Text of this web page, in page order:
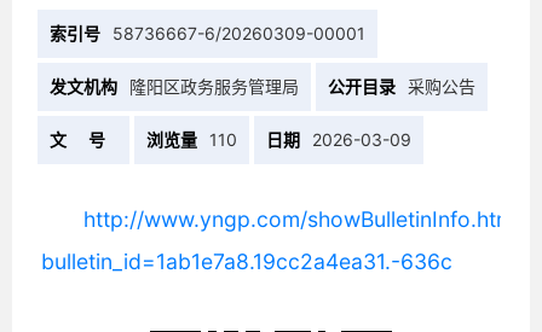
索引号 58736667-6/20260309-00001
发文机构 隆阳区政务服务管理局 公开目录 采购公告
文 号 浏览量 110 日期 2026-03-09
http://www.yngp.com/showBulletinInfo.html?
bulletin_id=1ab1e7a8.19cc2a4ea31.-636c